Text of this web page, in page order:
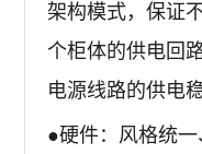
架构模式，保证
个柜体的供电回
电源线路的供电稳
●硬件：风格统一